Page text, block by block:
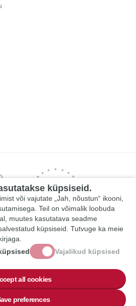
küpsiseid.
või vajutate „Jah, nõustun“ ikooni,
Teil on võimalik loobuda
muutes kasutatava seadme
küpsiseid. Tutvuge ka meie
Vajalikud küpsised
all cookies
preferences